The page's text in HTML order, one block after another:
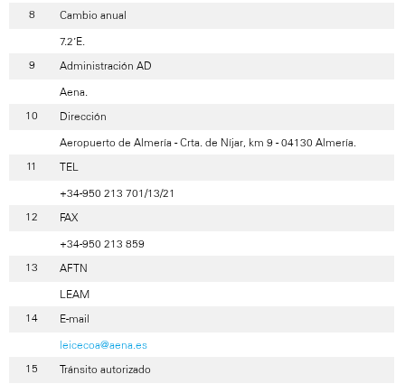
Cambio anual
7.2’E.
Administración AD
Aena.
Dirección
Aeropuerto de Almería - Crta. de Níjar, km 9 - 04130 Almería.
TEL
+34-950 213 701/13/21
FAX
+34-950 213 859
AFTN
LEAM
E-mail
leicecoa@aena.es
Tránsito autorizado